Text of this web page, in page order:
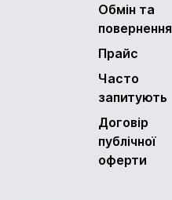
Обмін та
повернення
Прайс
Часто
запитують
Договір
публічної
оферти